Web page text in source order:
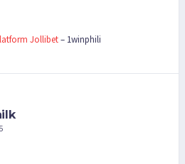
Jollibet– 1winphili